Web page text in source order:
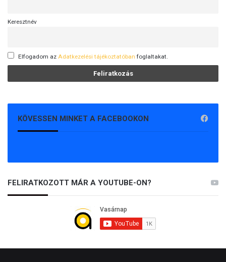
Keresztnév
Elfogadom az Adatkezelési tájékoztatóban foglaltakat.
KÖVESSEN MINKET A FACEBOOKON
FELIRATKOZOTT MÁR A YOUTUBE-ON?